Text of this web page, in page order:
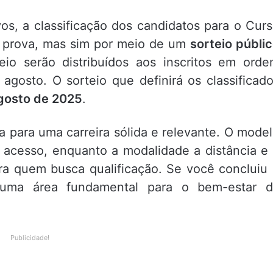
a classificação dos candidatos para o
mas sim por meio de um sorteio
serão distribuídos aos inscritos em
O sorteio que definirá os
de 2025.
uma carreira sólida e relevante. O
enquanto a modalidade a distância e
quem busca qualificação. Se você concluiu
área fundamental para o bem-estar
Publicidade!